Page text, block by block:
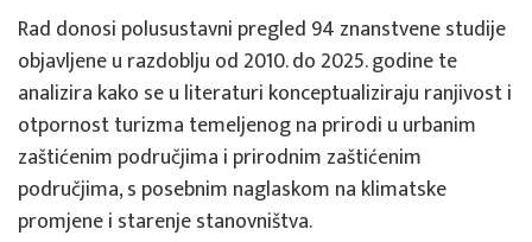
Rad donosi polusustavni pregled 94 znanstvene studije
objavljene u razdoblju od 2010. do 2025. godine te
analizira kako se u literaturi konceptualiziraju ranjivost i
otpornost turizma temeljenog na prirodi u urbanim
zaštićenim područjima i prirodnim zaštićenim
područjima, s posebnim naglaskom na klimatske
promjene i starenje stanovništva.